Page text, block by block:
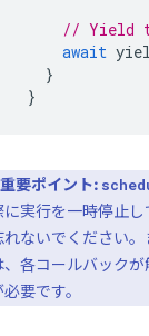
// Yield
await
}
}
重要ポイント:
に実行を一時停止
ないでください。
、各コールバック
要です。